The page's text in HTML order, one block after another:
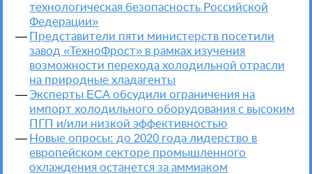
технологическая безопасность Российской
Федерации»
Представители пяти министерств посетили
завод «ТехноФрост» в рамках изучения
возможности перехода холодильной отрасли
на природные хладагенты
Эксперты ECA обсудили ограничения на
импорт холодильного оборудования с высоким
ПГП и/или низкой эффективностью
Новые опросы: до 2020 года лидерство в
европейском секторе промышленного
охлаждения останется за аммиаком